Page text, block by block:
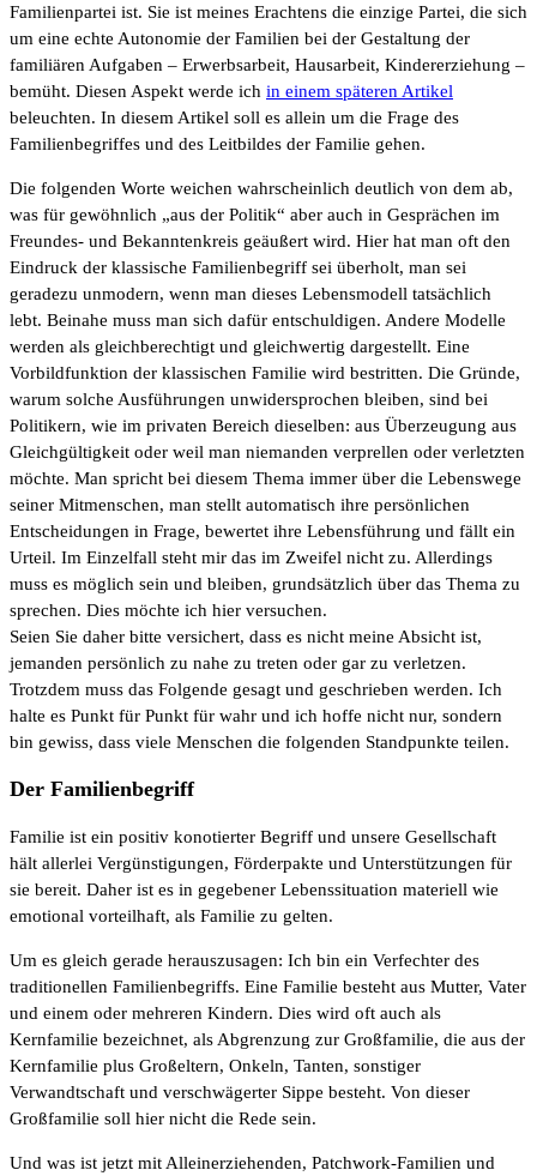
Familienpartei ist. Sie ist meines Erachtens die einzige Partei, die sich
um eine echte Autonomie der Familien bei der Gestaltung der
familiären Aufgaben – Erwerbsarbeit, Hausarbeit, Kindererziehung –
bemüht. Diesen Aspekt werde ich in einem späteren Artikel
beleuchten. In diesem Artikel soll es allein um die Frage des
Familienbegriffes und des Leitbildes der Familie gehen.
Die folgenden Worte weichen wahrscheinlich deutlich von dem ab,
was für gewöhnlich „aus der Politik“ aber auch in Gesprächen im
Freundes- und Bekanntenkreis geäußert wird. Hier hat man oft den
Eindruck der klassische Familienbegriff sei überholt, man sei
geradezu unmodern, wenn man dieses Lebensmodell tatsächlich
lebt. Beinahe muss man sich dafür entschuldigen. Andere Modelle
werden als gleichberechtigt und gleichwertig dargestellt. Eine
Vorbildfunktion der klassischen Familie wird bestritten. Die Gründe,
warum solche Ausführungen unwidersprochen bleiben, sind bei
Politikern, wie im privaten Bereich dieselben: aus Überzeugung aus
Gleichgültigkeit oder weil man niemanden verprellen oder verletzten
möchte. Man spricht bei diesem Thema immer über die Lebenswege
seiner Mitmenschen, man stellt automatisch ihre persönlichen
Entscheidungen in Frage, bewertet ihre Lebensführung und fällt ein
Urteil. Im Einzelfall steht mir das im Zweifel nicht zu. Allerdings
muss es möglich sein und bleiben, grundsätzlich über das Thema zu
sprechen. Dies möchte ich hier versuchen.
Seien Sie daher bitte versichert, dass es nicht meine Absicht ist,
jemanden persönlich zu nahe zu treten oder gar zu verletzen.
Trotzdem muss das Folgende gesagt und geschrieben werden. Ich
halte es Punkt für Punkt für wahr und ich hoffe nicht nur, sondern
bin gewiss, dass viele Menschen die folgenden Standpunkte teilen.
Der Familienbegriff
Familie ist ein positiv konotierter Begriff und unsere Gesellschaft
hält allerlei Vergünstigungen, Förderpakte und Unterstützungen für
sie bereit. Daher ist es in gegebener Lebenssituation materiell wie
emotional vorteilhaft, als Familie zu gelten.
Um es gleich gerade herauszusagen: Ich bin ein Verfechter des
traditionellen Familienbegriffs. Eine Familie besteht aus Mutter, Vater
und einem oder mehreren Kindern. Dies wird oft auch als
Kernfamilie bezeichnet, als Abgrenzung zur Großfamilie, die aus der
Kernfamilie plus Großeltern, Onkeln, Tanten, sonstiger
Verwandtschaft und verschwägerter Sippe besteht. Von dieser
Großfamilie soll hier nicht die Rede sein.
Und was ist jetzt mit Alleinerziehenden, Patchwork-Familien und